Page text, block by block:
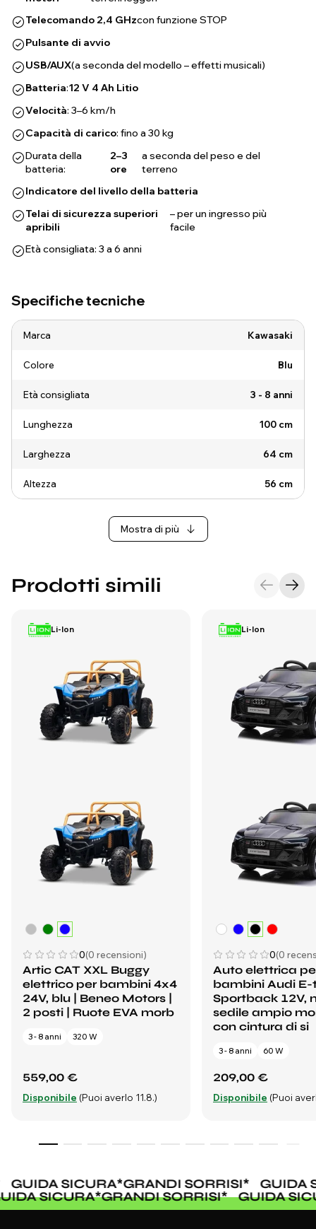
Telecomando 2,4 GHzcon funzione STOP
Pulsante di avvio
USB/AUX(a seconda del modello – effetti musicali)
Batteria:12 V 4 Ah Litio
Velocità: 3–6 km/h
Capacità di carico: fino a 30 kg
Durata della
batteria:
2–3
ore
a seconda del peso e del
terreno
Indicatore del livello della batteria
Telai di sicurezza superiori
apribili
– per un ingresso più
facile
Età consigliata: 3 a 6 anni
Specifiche tecniche
Marca Kawasaki
Colore Blu
Età consigliata 3 - 8 anni
Lunghezza 100 cm
Larghezza 64 cm
Altezza 56 cm
Mostra di più
Prodotti simili
Li-Ion
0(0 recensioni)
Artic CAT XXL Buggy
elettrico per bambini 4x4
24V, blu | Beneo Motors |
2 posti | Ruote EVA morb
3 - 8 anni 320 W
559,00 €
Disponibile (Puoi averlo 11.8.)
Li-Ion
0(0
Auto elettrica
bambini Audi E-
Sportback 12V,
sedile ampio
con cintura di si
3 - 8 anni 60 W
209,00 €
Disponibile (Puoi
GUIDA SICURA*GRANDI SORRISI*
GUIDA
SICURA*GRANDI SORRISI* GUIDA